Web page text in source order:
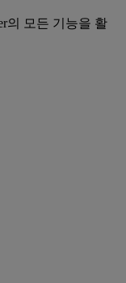
의 모든 기능을 활